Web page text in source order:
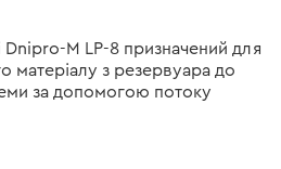
Dnipro-M LP-8 призначений для
матеріалу з резервуара до
за допомогою потоку